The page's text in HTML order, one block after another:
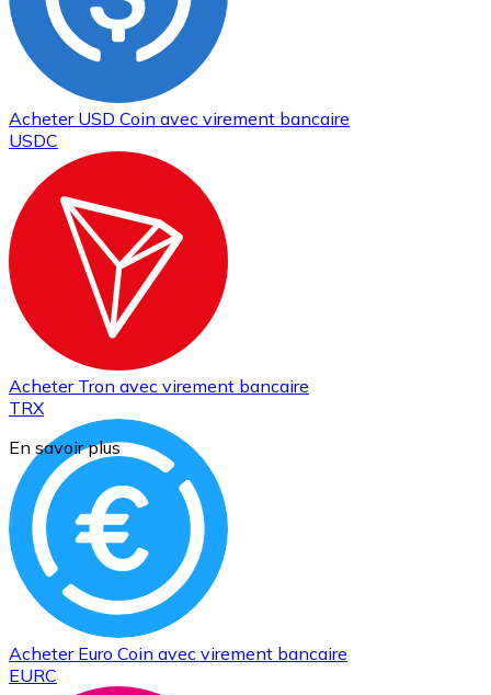
Acheter USD Coin avec virement bancaire
USDC
Acheter Tron avec virement bancaire
TRX
Acheter Euro Coin avec virement bancaire
EURC
En savoir plus